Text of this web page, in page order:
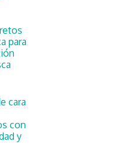
para
cara
con
y